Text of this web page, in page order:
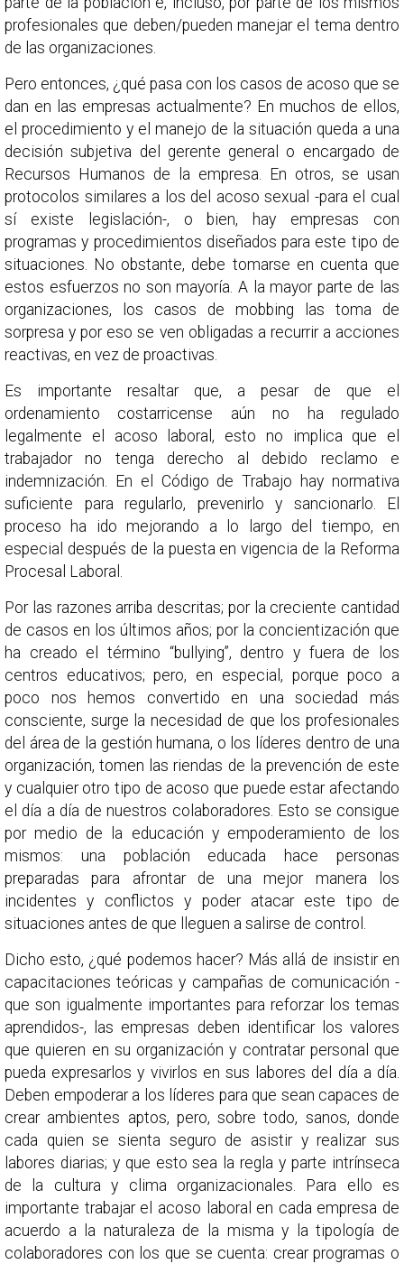
profesionales que deben/pueden manejar el tema dentro
de las organizaciones.
Pero entonces, ¿qué pasa con los casos de acoso que se
dan en las empresas actualmente? En muchos de ellos,
el procedimiento y el manejo de la situación queda a una
decisión subjetiva del gerente general o encargado de
Recursos Humanos de la empresa. En otros, se usan
protocolos similares a los del acoso sexual -para el cual
sí existe legislación-, o bien, hay empresas con
programas y procedimientos diseñados para este tipo de
situaciones. No obstante, debe tomarse en cuenta que
estos esfuerzos no son mayoría. A la mayor parte de las
organizaciones, los casos de mobbing las toma de
sorpresa y por eso se ven obligadas a recurrir a acciones
reactivas, en vez de proactivas.
Es importante resaltar que, a pesar de que el
ordenamiento costarricense aún no ha regulado
legalmente el acoso laboral, esto no implica que el
trabajador no tenga derecho al debido reclamo e
indemnización. En el Código de Trabajo hay normativa
suficiente para regularlo, prevenirlo y sancionarlo. El
proceso ha ido mejorando a lo largo del tiempo, en
especial después de la puesta en vigencia de la Reforma
Procesal Laboral.
Por las razones arriba descritas; por la creciente cantidad
de casos en los últimos años; por la concientización que
ha creado el término “bullying”, dentro y fuera de los
centros educativos; pero, en especial, porque poco a
poco nos hemos convertido en una sociedad más
consciente, surge la necesidad de que los profesionales
del área de la gestión humana, o los líderes dentro de una
organización, tomen las riendas de la prevención de este
y cualquier otro tipo de acoso que puede estar afectando
el día a día de nuestros colaboradores. Esto se consigue
por medio de la educación y empoderamiento de los
mismos: una población educada hace personas
preparadas para afrontar de una mejor manera los
incidentes y conflictos y poder atacar este tipo de
situaciones antes de que lleguen a salirse de control.
Dicho esto, ¿qué podemos hacer? Más allá de insistir en
capacitaciones teóricas y campañas de comunicación -
que son igualmente importantes para reforzar los temas
aprendidos-, las empresas deben identificar los valores
que quieren en su organización y contratar personal que
pueda expresarlos y vivirlos en sus labores del día a día.
Deben empoderar a los líderes para que sean capaces de
crear ambientes aptos, pero, sobre todo, sanos, donde
cada quien se sienta seguro de asistir y realizar sus
labores diarias; y que esto sea la regla y parte intrínseca
de la cultura y clima organizacionales. Para ello es
importante trabajar el acoso laboral en cada empresa de
acuerdo a la naturaleza de la misma y la tipología de
colaboradores con los que se cuenta: crear programas o